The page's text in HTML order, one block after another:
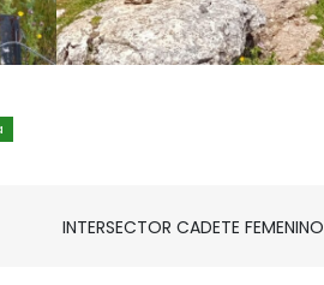
INTERSECTOR CADETE FEMENINO